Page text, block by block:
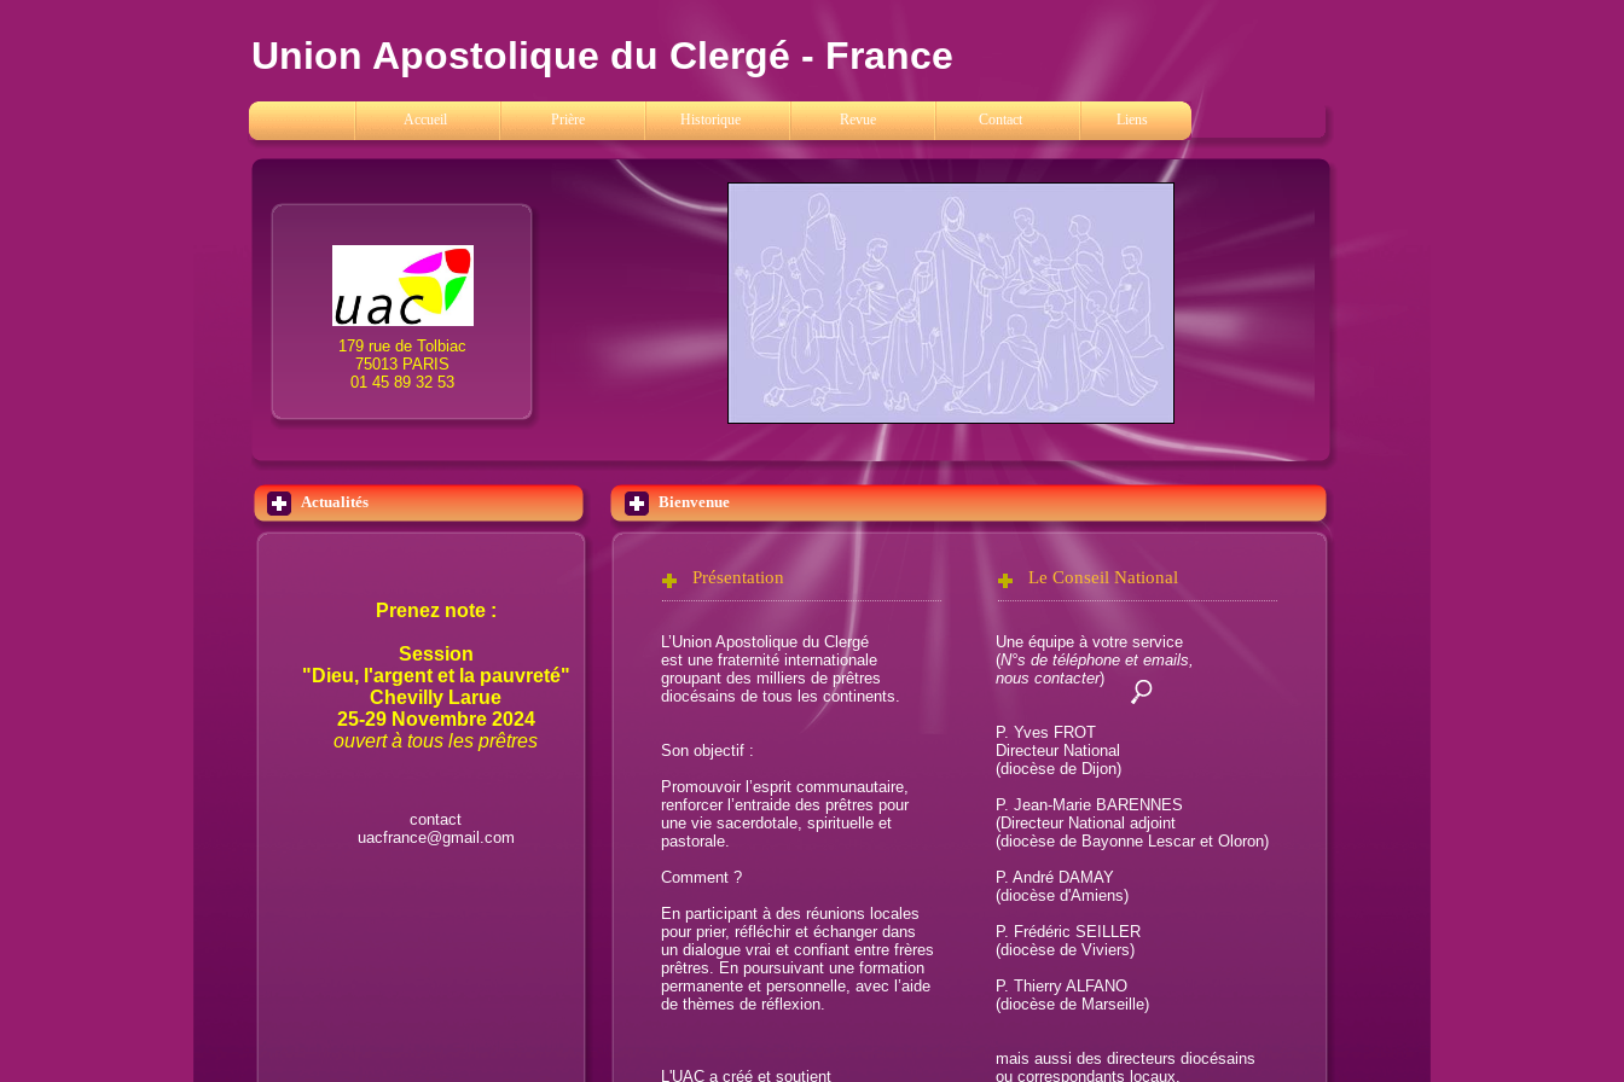
Union Apostolique du Clergé - France
L’Union Apostolique du Clergé
est une fraternité internationale
groupant des milliers de prêtres
diocésains de tous les continents.
Son objectif :
Promouvoir l’esprit communautaire,
renforcer l’entraide des prêtres pour
une vie sacerdotale, spirituelle et
pastorale.
Comment ?
En participant à des réunions locales
pour prier, réfléchir et échanger dans
un dialogue vrai et confiant entre frères
prêtres. En poursuivant une formation
permanente et personnelle, avec l’aide
de thèmes de réflexion.
L'UAC a créé et soutient
Bienvenue
Présentation
Une équipe à votre service
(N°s de téléphone et emails,
nous contacter)
P. Yves FROT
Directeur National
(diocèse de Dijon)
P. Jean-Marie BARENNES
(Directeur National adjoint
(diocèse de Bayonne Lescar et Oloron)
P. André DAMAY
(diocèse d'Amiens)
P. Frédéric SEILLER
(diocèse de Viviers)
P. Thierry ALFANO
(diocèse de Marseille)
mais aussi des directeurs diocésains
ou correspondants locaux.
Le Conseil National
Actualités
179 rue de Tolbiac
75013 PARIS
01 45 89 32 53
Prenez note :
Session
"Dieu, l'argent et la pauvreté"
Chevilly Larue
25-29 Novembre 2024
ouvert à tous les prêtres
contact
uacfrance@gmail.com
Accueil Prière Historique Revue Contact Liens